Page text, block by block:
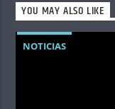
YOU MAY ALSO LIKE
NOTICIAS